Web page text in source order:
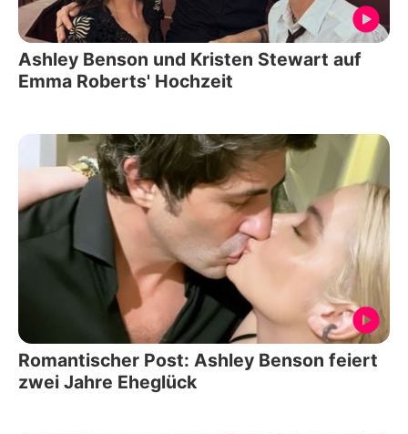
Ashley Benson und Kristen Stewart auf
Emma Roberts' Hochzeit
Romantischer Post: Ashley Benson feiert
zwei Jahre Eheglück